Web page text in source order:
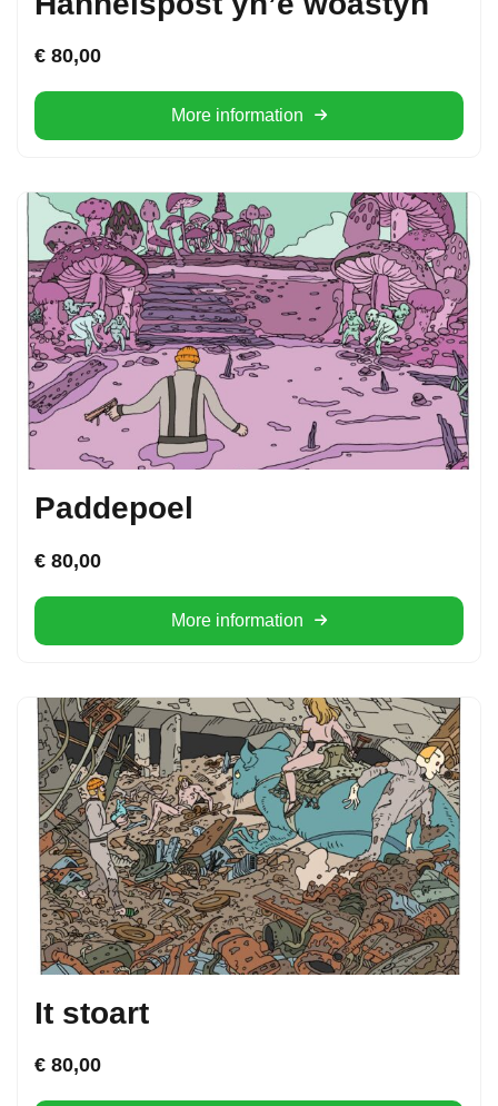
€ 80,00
More information
Paddepoel
€ 80,00
More information
It stoart
€ 80,00